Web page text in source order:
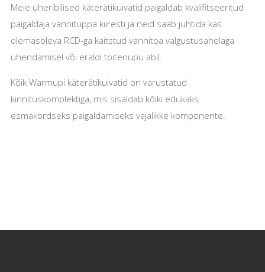
Meie üheribilised käterätikuivatid paigaldab kvalifitseeritud
paigaldaja vannituppa kiiresti ja neid saab juhtida kas
olemasoleva RCD-ga kaitstud vannitoa valgustusahelaga
ühendamisel või eraldi toitenupu abil.
Kõik Warmupi käterätikuivatid on varustatud
kinnituskomplektiga, mis sisaldab kõiki edukaks
esmakordseks paigaldamiseks vajalikke komponente.